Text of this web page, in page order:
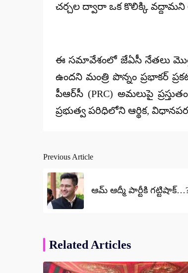
చర్చల ద్వారా ఒక కొలిక్కి వద్దామని
ఈ సమావేశంలో జేఏసీ నేతలు మొత్తం
ఉందని మంత్రి పొన్నం ప్రభాకర్
పీఆర్‌సీ (PRC) అమలుపై
ప్రభుత్వ పరిధిలోని ఆర్థిక,
Post
navigation
Previous Article
ఆమ్ ఆద్మీ పార్టీకి
Related Articles